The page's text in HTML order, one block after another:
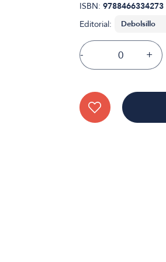
ISBN: 9788466334273
Editorial:
- +